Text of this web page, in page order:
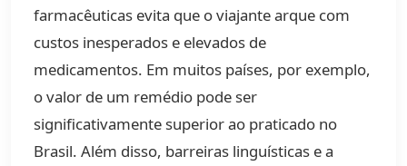
farmacêuticas evita que o viajante arque com
custos inesperados e elevados de
medicamentos. Em muitos países, por exemplo,
o valor de um remédio pode ser
significativamente superior ao praticado no
Brasil. Além disso, barreiras linguísticas e a